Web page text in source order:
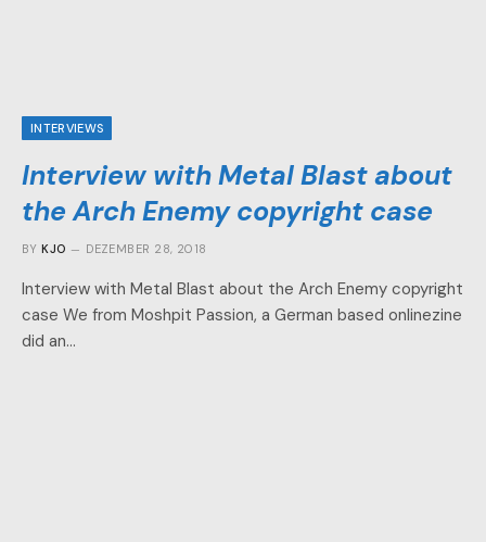
INTERVIEWS
Interview with Metal Blast about
the Arch Enemy copyright case
BY KJO DEZEMBER 28, 2018
Interview with Metal Blast about the Arch Enemy copyright
case We from Moshpit Passion, a German based onlinezine
did an…